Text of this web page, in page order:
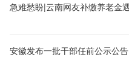
安徽发布一批干部任前公示公告